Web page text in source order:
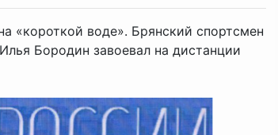
«короткой воде». Брянский спортсмен
Бородин завоевал на дистанции